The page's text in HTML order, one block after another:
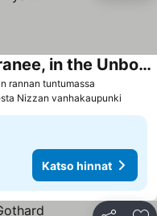
rannan tuntumassa
Hotel Palais de la Mediterranee, in the Unbound Collection by Hyatt
Nizzan vanhakaupunki
Katso hinnat